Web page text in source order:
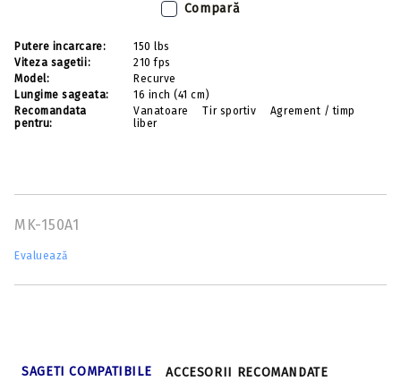
Putere incarcare:
150 lbs
Viteza sagetii:
210 fps
Model:
Recurve
Lungime sageata:
16 inch (41 cm)
Recomandata
pentru:
Vanatoare Tir sportiv
Agrement / timp
liber
MK-150A1
Evaluează
Compară
SAGETI COMPATIBILE ACCESORII RECOMANDATE